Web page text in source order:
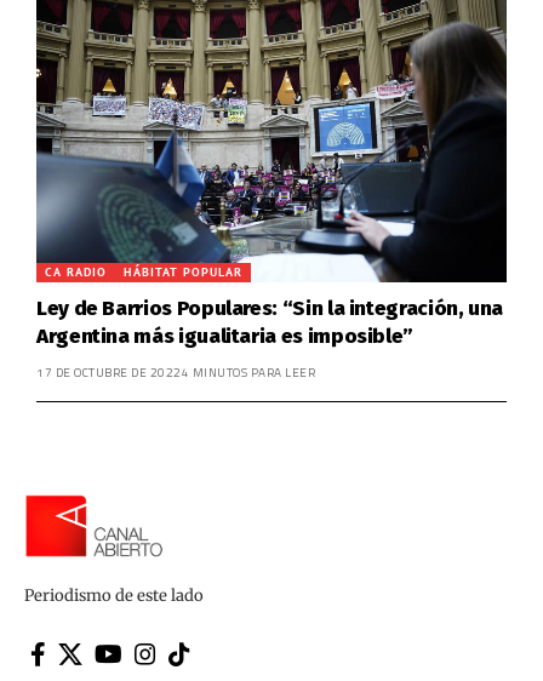
CA RADIO HÁBITAT POPULAR
Ley de Barrios Populares: “Sin la integración, una
Argentina más igualitaria es imposible”
17 DE OCTUBRE DE 20224 MINUTOS PARA LEER
Periodismo de este lado